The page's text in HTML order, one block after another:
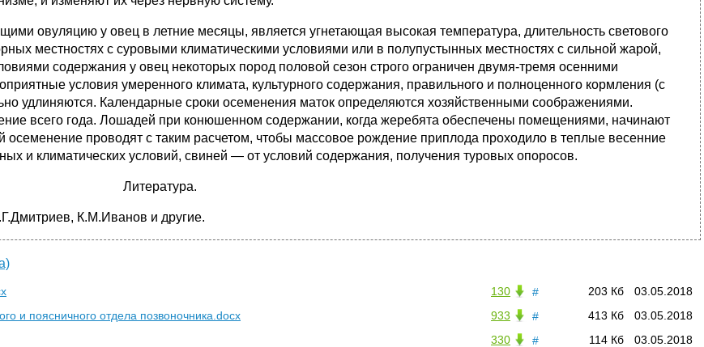
овуляцию у овец в летние месяцы, является угнетающая высокая температура, длительность светового
местностях с суровыми климатическими условиями или в полупустынных местностях с сильной жарой,
содержания у овец некоторых пород половой сезон строго ограничен двумя-тремя осенними
условия умеренного климата, культурного содержания, правильного и полноценного кормления (с
удлиняются. Календарные сроки осеменения маток определяются хозяйственными соображениями.
всего года. Лошадей при конюшенном содержании, когда жеребята обеспечены помещениями, начинают
проводят с таким расчетом, чтобы массовое рождение приплода проходило в теплые весенние
и климатических условий, свиней — от условий содержания, получения туровых опоросов.
Литература.
К.М.Иванов и другие.
# 03.05.2018
203 Кб
130
#
03.05.2018
413 Кб
933
и поясничного отдела позвоночника.docx
#
03.05.2018
114 Кб
330